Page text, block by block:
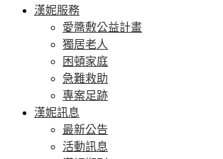
漢妮服務
愛醬敷公益計畫
獨居老人
困頓家庭
急難救助
專案足跡
漢妮訊息
最新公告
活動訊息